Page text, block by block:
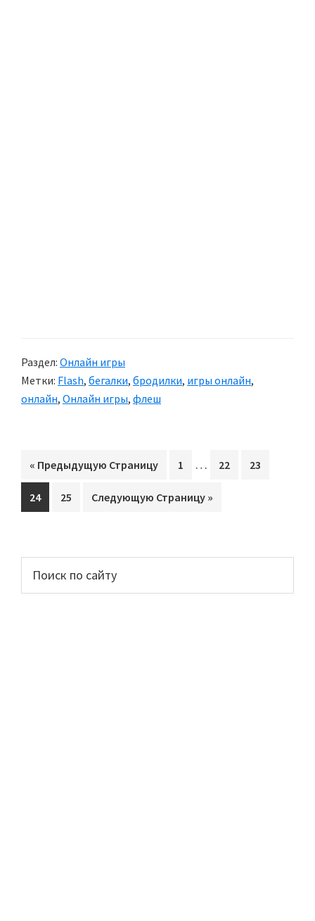
Раздел: Онлайн игры
Метки: Flash, бегалки, бродилки, игры онлайн,
онлайн, Онлайн игры, флеш
« Перейти
на
Предыдущую Страницу
Перейти
страницу
1
Interim
omitted
…
Перейти
22
Перейти
23
Перейти
на
24
Перейти
25
Перейти
Следующую Страницу »
Основной
сайдбар